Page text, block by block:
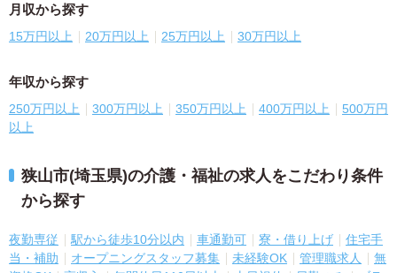
月収から探す
15万円以上 20万円以上 25万円以上 30万円以上
年収から探す
250万円以上 300万円以上 350万円以上 400万円以上
500万円
以上
狭山市(埼玉県)の介護・福祉の求人をこだわり条件
から探す
夜勤専従 駅から徒歩10分以内 車通勤可 寮・借り上げ
住宅手
当・補助
オープニングスタッフ募集 未経験OK 管理職求人
無